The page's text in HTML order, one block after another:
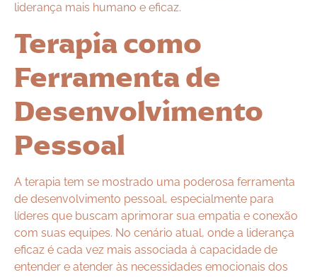
liderança mais humano e eficaz.
Terapia como
Ferramenta de
Desenvolvimento
Pessoal
A terapia tem se mostrado uma poderosa ferramenta
de desenvolvimento pessoal, especialmente para
líderes que buscam aprimorar sua empatia e conexão
com suas equipes. No cenário atual, onde a liderança
eficaz é cada vez mais associada à capacidade de
entender e atender às necessidades emocionais dos